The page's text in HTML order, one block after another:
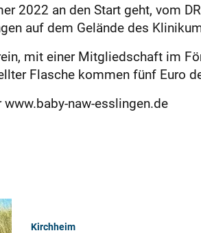
2022 an den Start geht, vom
auf dem Gelände des
mit einer Mitgliedschaft im
Flasche kommen fünf Euro
naw-esslingen.de
Kirchheim